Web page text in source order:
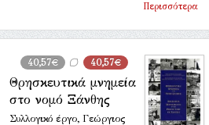
Περισσότερα
40,57€ 40,57€
Θρησκευτικά μνημεία
στο νομό Ξάνθης
Συλλογικό έργο, Γεώργιος